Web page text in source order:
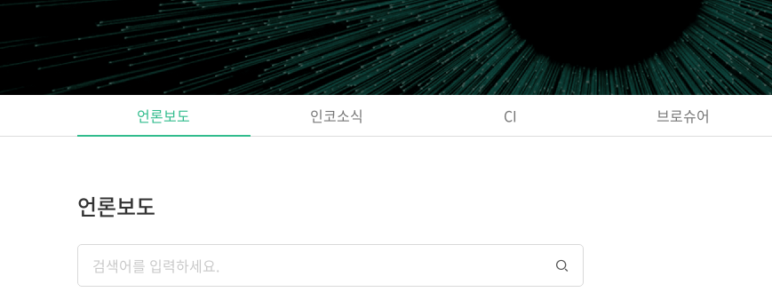
언론보도 인코소식 CI 브로슈어
언론보도